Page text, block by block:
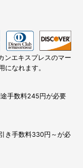
ンエキスプレスのマー
になれます。
手数料245円が必要
き手数料330円～が必